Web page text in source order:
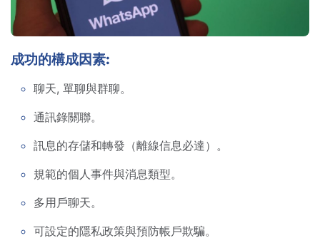
成功的構成因素:
聊天, 單聊與群聊。
通訊錄關聯。
訊息的存儲和轉發（離線信息必達）。
規範的個人事件與消息類型。
多用戶聊天。
可設定的隱私政策與預防帳戶欺騙。